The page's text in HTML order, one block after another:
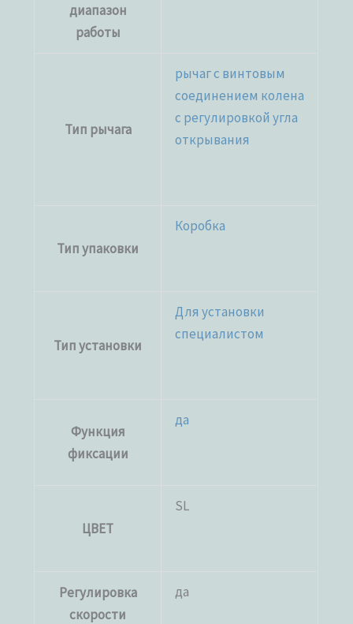
диапазон
работы
Тип рычага
рычаг с винтовым
соединением колена
с регулировкой угла
открывания
Тип упаковки
Коробка
Тип установки
Для установки
специалистом
Функция
фиксации
да
ЦВЕТ
SL
Регулировка
скорости
да